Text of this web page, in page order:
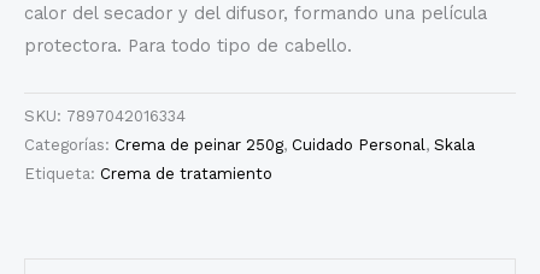
calor del secador y del difusor, formando una película
protectora. Para todo tipo de cabello.
SKU: 7897042016334
Categorías: Crema de peinar 250g, Cuidado Personal , Skala
Etiqueta: Crema de tratamiento